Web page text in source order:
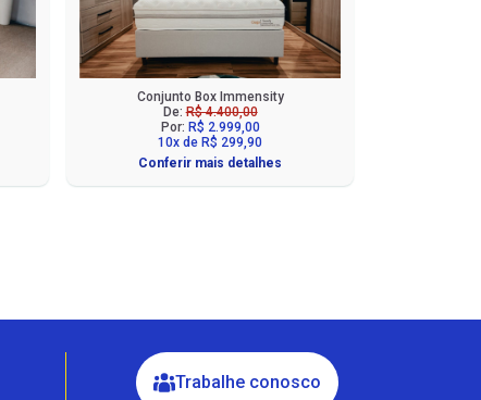
Fale com a Ciello – Móveis &
Conjunto Box Immensity
De:R$ 4.400,00
Por: R$ 2.999,00
10x de R$ 299,90
Conferir mais detalhes
Trabalhe conosco